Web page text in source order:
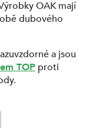
OAK mají
dubového
a jsou
TOP proti